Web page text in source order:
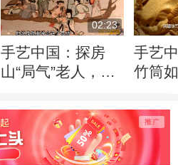
02:23
手艺中国：探房
山“局气”老人，如
手艺
竹筒